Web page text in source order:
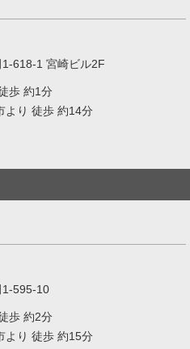
618-1 宮崎ビル2F
歩 約1分
より 徒歩 約14分
1-595-10
歩 約2分
より 徒歩 約15分